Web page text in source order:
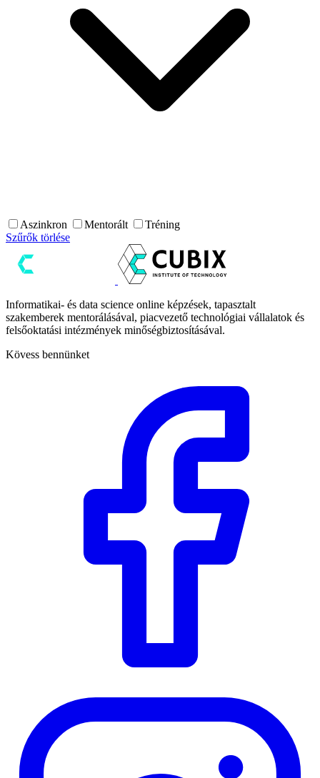
Aszinkron Mentorált
Tréning
Szűrők törlése
Informatikai- és data science online képzések, tapasztalt
szakemberek mentorálásával, piacvezető technológiai vállalatok és
felsőoktatási intézmények minőségbiztosításával.
Kövess bennünket